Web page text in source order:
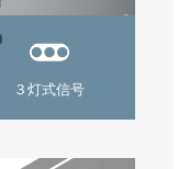
３灯式信号